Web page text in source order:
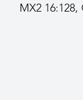
MX2 16:128,